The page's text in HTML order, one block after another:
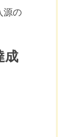
源の
成